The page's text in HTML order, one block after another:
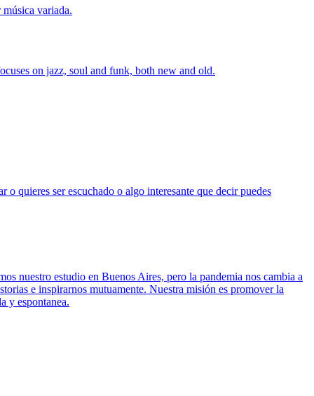
variada.
on jazz, soul and funk, both new and old.
quieres ser escuchado o algo interesante que decir puedes
nuestro estudio en Buenos Aires, pero la pandemia nos cambia a
e inspirarnos mutuamente. Nuestra misión es promover la
y espontanea.